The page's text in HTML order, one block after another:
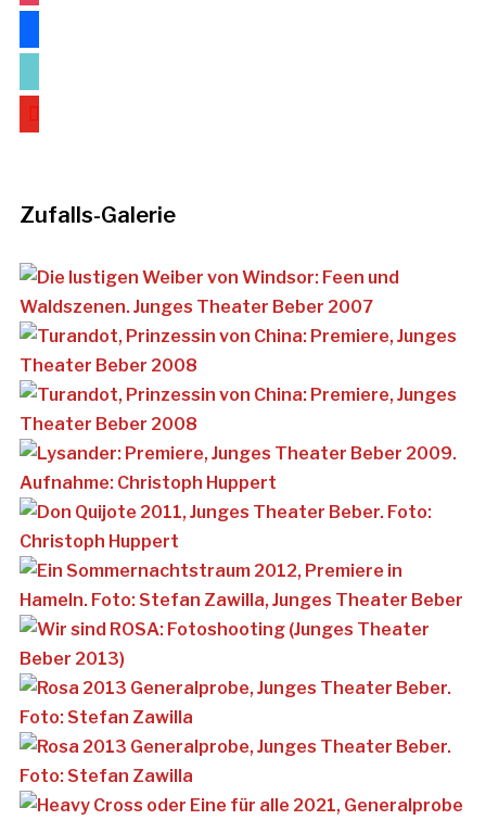
youtube
Zufalls-Galerie